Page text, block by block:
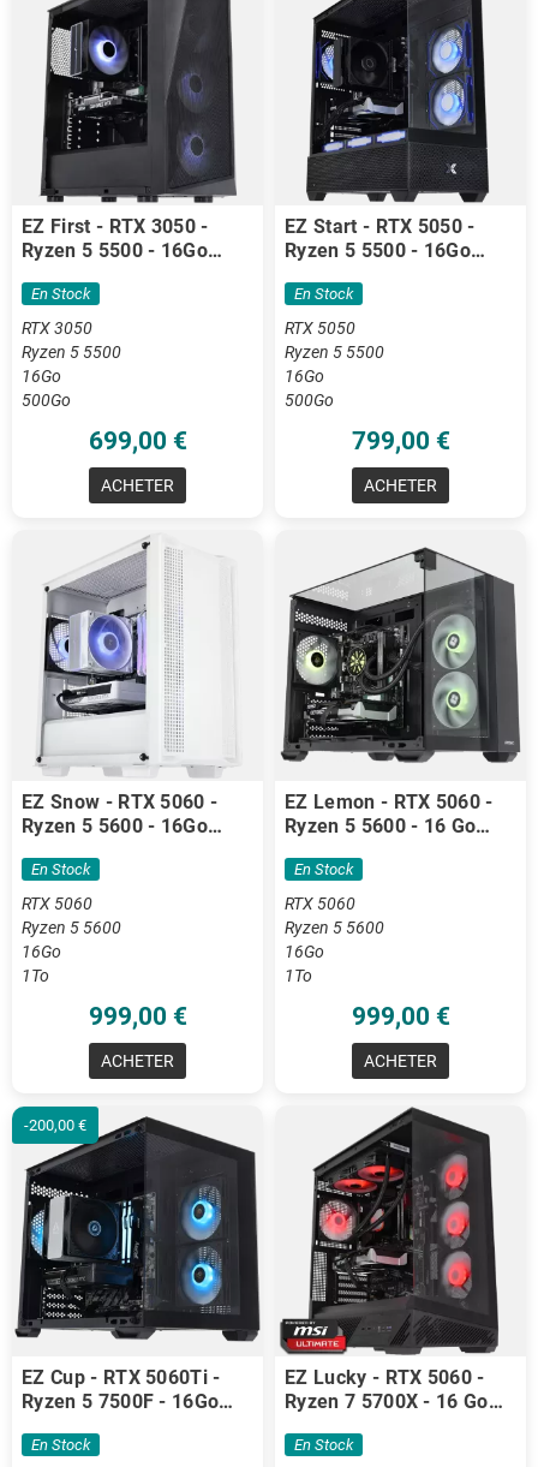
EZ First - RTX 3050 -
Ryzen 5 5500 - 16Go
En Stock
RTX 3050
Ryzen 5 5500
16Go
500Go
699,00 €
ACHETER
EZ Start - RTX 5050 -
Ryzen 5 5500 - 16Go
En Stock
RTX 5050
Ryzen 5 5500
16Go
500Go
799,00 €
ACHETER
EZ Snow - RTX 5060 -
Ryzen 5 5600 - 16Go
En Stock
RTX 5060
Ryzen 5 5600
16Go
1To
999,00 €
ACHETER
EZ Lemon - RTX 5060 -
Ryzen 5 5600 - 16 Go
En Stock
RTX 5060
Ryzen 5 5600
16Go
1To
999,00 €
ACHETER
-200,00 €
EZ Cup - RTX 5060Ti -
Ryzen 5 7500F - 16Go
En Stock
EZ Lucky - RTX 5060 -
Ryzen 7 5700X - 16 Go
En Stock